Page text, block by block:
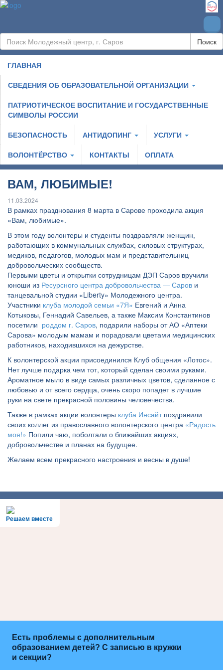
Поиск
ГЛАВНАЯ
СВЕДЕНИЯ ОБ ОБРАЗОВАТЕЛЬНОЙ ОРГАНИЗАЦИИ
ПАТРИОТИЧЕСКОЕ ВОСПИТАНИЕ И ГОСУДАРСТВЕННЫЕ
СИМВОЛЫ РОССИИ
БЕЗОПАСНОСТЬ
АНТИДОПИНГ
УСЛУГИ
ВОЛОНТЁРСТВО
КОНТАКТЫ ОПЛАТА
ВАМ, ЛЮБИМЫЕ!
11.03.2024
В рамках празднования 8 марта в Сарове проходила акция
«Вам, любимые».
В этом году волонтеры и студенты поздравляли женщин,
работающих в коммунальных службах, силовых структурах,
медиков, педагогов, молодых мам и представительниц
добровольческих сообществ.
Первыми цветы и открытки сотрудницам ДЭП Саров вручили
юноши из Ресурсного центра добровольчества — Саров и
танцевальной студии «Liberty» Молодежного центра.
Участники клуба молодой семьи «7Я» Евгений и Анна
Котыковы, Геннадий Савельев, а также Максим Константинов
посетили роддом г. Саров, подарили наборы от АО «Аптеки
Сарова» молодым мамам и порадовали цветами медицинских
работников, находившихся на дежурстве.
К волонтерской акции присоединился Клуб общения «Лотос».
Нет лучше подарка чем тот, который сделан своими руками.
Ароматное мыло в виде самых различных цветов, сделанное с
любовью и от всего сердца, очень скоро попадет в лучшие
руки на свете прекрасной половины человечества.
Также в рамках акции волонтеры клуба Инсайтпоздравили
своих коллег из православного волонтерского центра «Радость
моя!» Попили чаю, поболтали о ближайших акциях,
добровольчестве и планах на будущее.
Желаем всем прекрасного настроения и весны в душе!
Решаем вместе
Есть проблемы с дополнительным
образованием детей? С записью в кружки
и секции?